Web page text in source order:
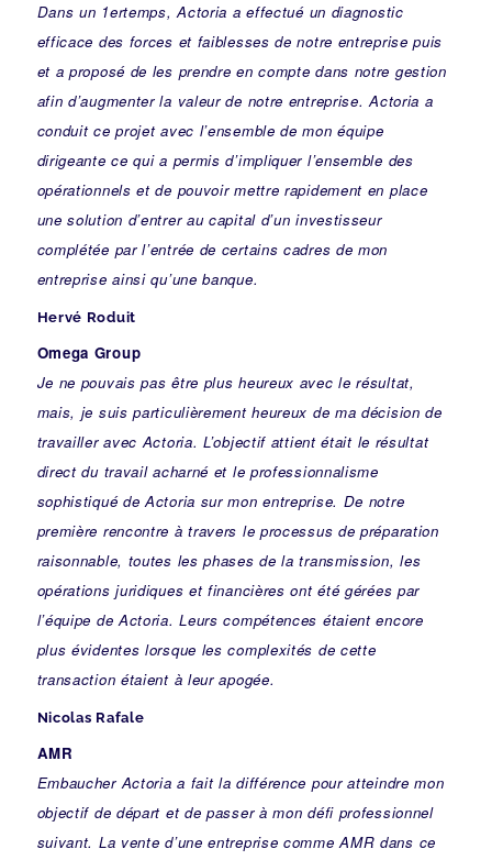
Dans un 1ertemps, Actoria a effectué un diagnostic
efficace des forces et faiblesses de notre entreprise puis
et a proposé de les prendre en compte dans notre gestion
afin d’augmenter la valeur de notre entreprise. Actoria a
conduit ce projet avec l’ensemble de mon équipe
dirigeante ce qui a permis d’impliquer l’ensemble des
opérationnels et de pouvoir mettre rapidement en place
une solution d’entrer au capital d’un investisseur
complétée par l’entrée de certains cadres de mon
entreprise ainsi qu’une banque.
Hervé Roduit
Omega Group
Je ne pouvais pas être plus heureux avec le résultat,
mais, je suis particulièrement heureux de ma décision de
travailler avec Actoria. L’objectif attient était le résultat
direct du travail acharné et le professionnalisme
sophistiqué de Actoria sur mon entreprise. De notre
première rencontre à travers le processus de préparation
raisonnable, toutes les phases de la transmission, les
opérations juridiques et financières ont été gérées par
l’équipe de Actoria. Leurs compétences étaient encore
plus évidentes lorsque les complexités de cette
transaction étaient à leur apogée.
Nicolas Rafale
AMR
Embaucher Actoria a fait la différence pour atteindre mon
objectif de départ et de passer à mon défi professionnel
suivant. La vente d’une entreprise comme AMR dans ce